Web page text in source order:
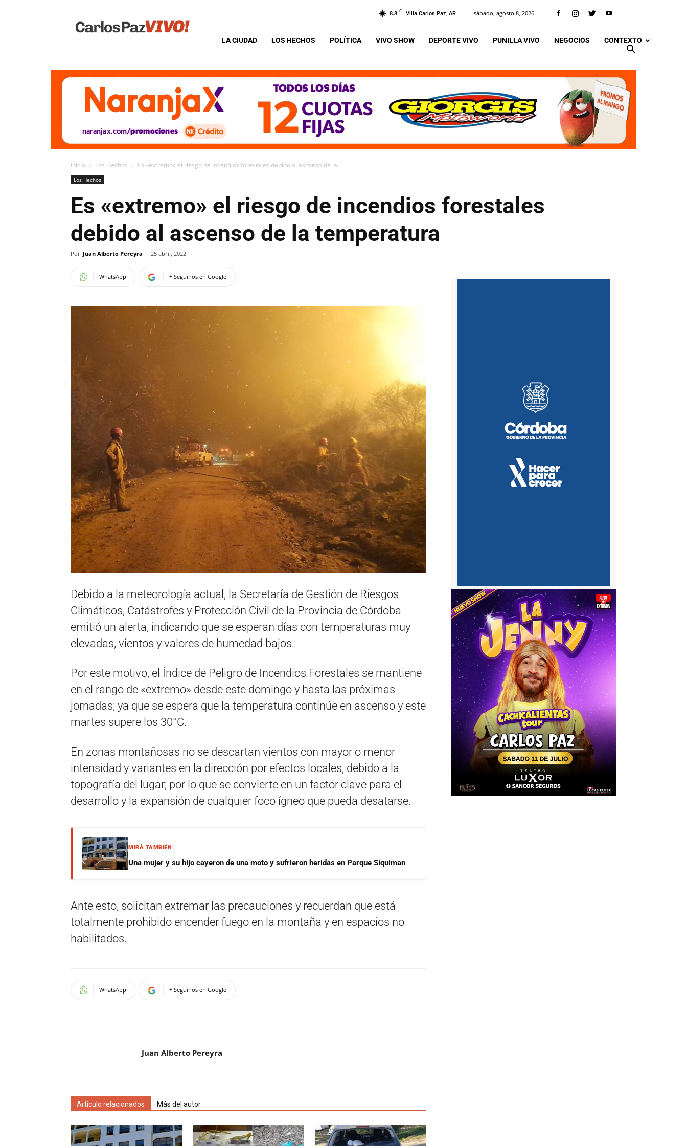
Vivo
8.8 C Villa Carlos Paz, AR sábado, agosto 8, 2026
LA CIUDAD LOS HECHOS POLÍTICA VIVO SHOW DEPORTE VIVO PUNILLA VIVO NEGOCIOS CONTEXTO
Inicio Los Hechos Es «extremo» el riesgo de incendios forestales debido al ascenso de la...
Los Hechos
Es «extremo» el riesgo de incendios forestales
debido al ascenso de la temperatura
Por Juan Alberto Pereyra - 25 abril, 2022
WhatsApp + Seguinos en Google
Debido a la meteorología actual, la Secretaría de Gestión de Riesgos
Climáticos, Catástrofes y Protección Civil de la Provincia de Córdoba
emitió un alerta, indicando que se esperan días con temperaturas muy
elevadas, vientos y valores de humedad bajos.
Por este motivo, el Índice de Peligro de Incendios Forestales se mantiene
en el rango de «extremo» desde este domingo y hasta las próximas
jornadas; ya que se espera que la temperatura continúe en ascenso y este
martes supere los 30°C.
En zonas montañosas no se descartan vientos con mayor o menor
intensidad y variantes en la dirección por efectos locales, debido a la
topografía del lugar; por lo que se convierte en un factor clave para el
desarrollo y la expansión de cualquier foco ígneo que pueda desatarse.
MIRÁ TAMBIÉN
Una mujer y su hijo cayeron de una moto y sufrieron heridas en Parque Síquiman
Ante esto, solicitan extremar las precauciones y recuerdan que está
totalmente prohibido encender fuego en la montaña y en espacios no
habilitados.
WhatsApp + Seguinos en Google
Juan Alberto Pereyra
Artículo relacionados Más del autor